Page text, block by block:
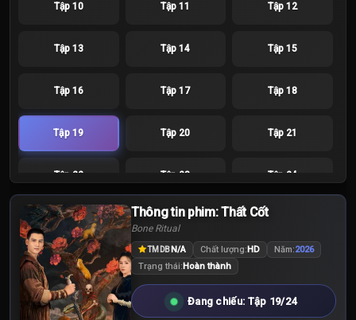
Tập 10 Tập 11 Tập 12
Tập 13 Tập 14 Tập 15
Tập 16 Tập 17 Tập 18
Tập 19 Tập 20 Tập 21
Tập 22 Tập 23 Tập 24
Thông tin phim: Thất Cốt
Bone Ritual
TMDBN/A Chất lượng:HD Năm:2026
Trạng thái:Hoàn thành
Đang chiếu: Tập 19/24